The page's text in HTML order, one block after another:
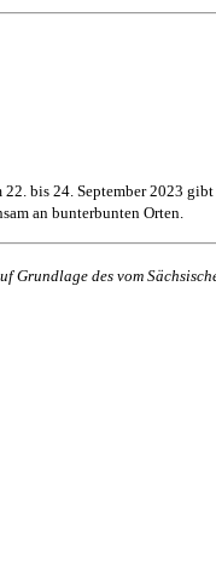
bis 24. September 2023
an bunterbunten Orten.
des vom